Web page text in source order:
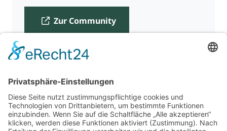
Zur Community
Für Beratende